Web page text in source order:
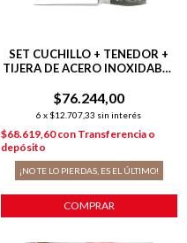
SET CUCHILLO + TENEDOR +
TIJERA DE ACERO INOXIDABLE
$76.244,00
6 x $12.707,33 sin interés
$68.619,60con Transferencia o
depósito
¡NO TE LO PIERDAS, ES EL ÚLTIMO!
COMPRAR